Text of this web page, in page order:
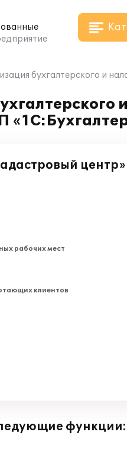
бухгалтерского и
центр»
рабочих мест
клиентов
функции: